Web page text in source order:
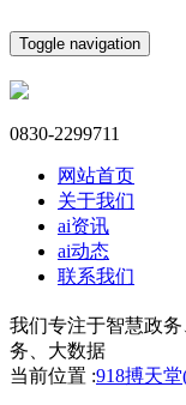
Toggle navigation
0830-2299711
网站首页
关于我们
ai资讯
ai动态
联系我们
我们专注于智慧政
务、大数据
当前位置 :918搏天